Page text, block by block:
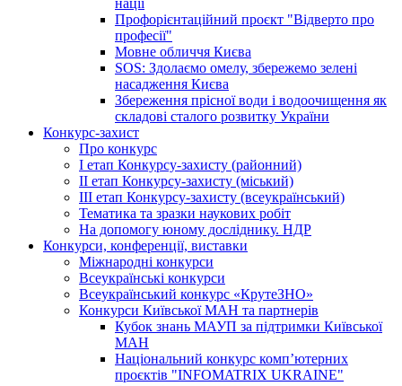
нації
Профорієнтаційний проєкт "Відверто про
професії"
Мовне обличчя Києва
SOS: Здолаємо омелу, збережемо зелені
насадження Києва
Збереження прісної води і водоочищення як
складові сталого розвитку України
Конкурс-захист
Про конкурс
І етап Конкурсу-захисту (районний)
ІІ етап Конкурсу-захисту (міський)
ІІІ етап Конкурсу-захисту (всеукраїнський)
Тематика та зразки наукових робіт
На допомогу юному досліднику. НДР
Конкурси, конференції, виставки
Міжнародні конкурси
Всеукраїнські конкурси
Всеукраїнський конкурс «КрутеЗНО»
Конкурси Київської МАН та партнерів
Кубок знань МАУП за підтримки Київської
МАН
Національний конкурс комп’ютерних
проєктів "INFOMATRIX UKRAINE"